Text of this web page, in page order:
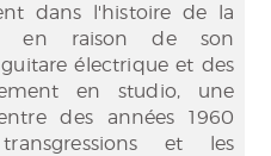
dans l'histoire de la
en raison de son
électrique et des
en studio, une
des années 1960
et les